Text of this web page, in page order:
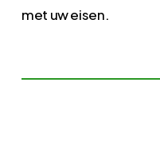
met uw eisen.